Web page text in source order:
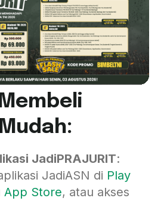
JadiPRAJURIT:
JadiASN di Play
App Store, atau akses